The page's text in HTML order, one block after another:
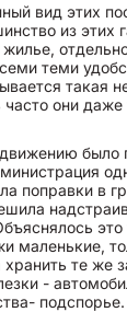
вид этих
из этих
теми
такая
часто они
было
поправки в
маленькие,
те же
-
подспорье.